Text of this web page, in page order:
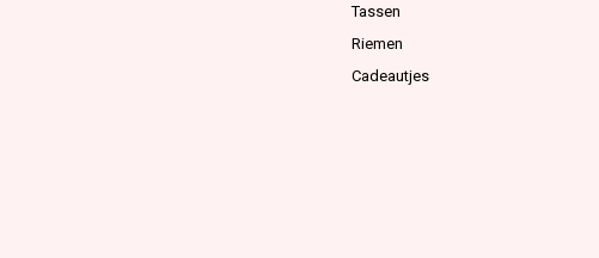
Tassen
Riemen
Cadeautjes